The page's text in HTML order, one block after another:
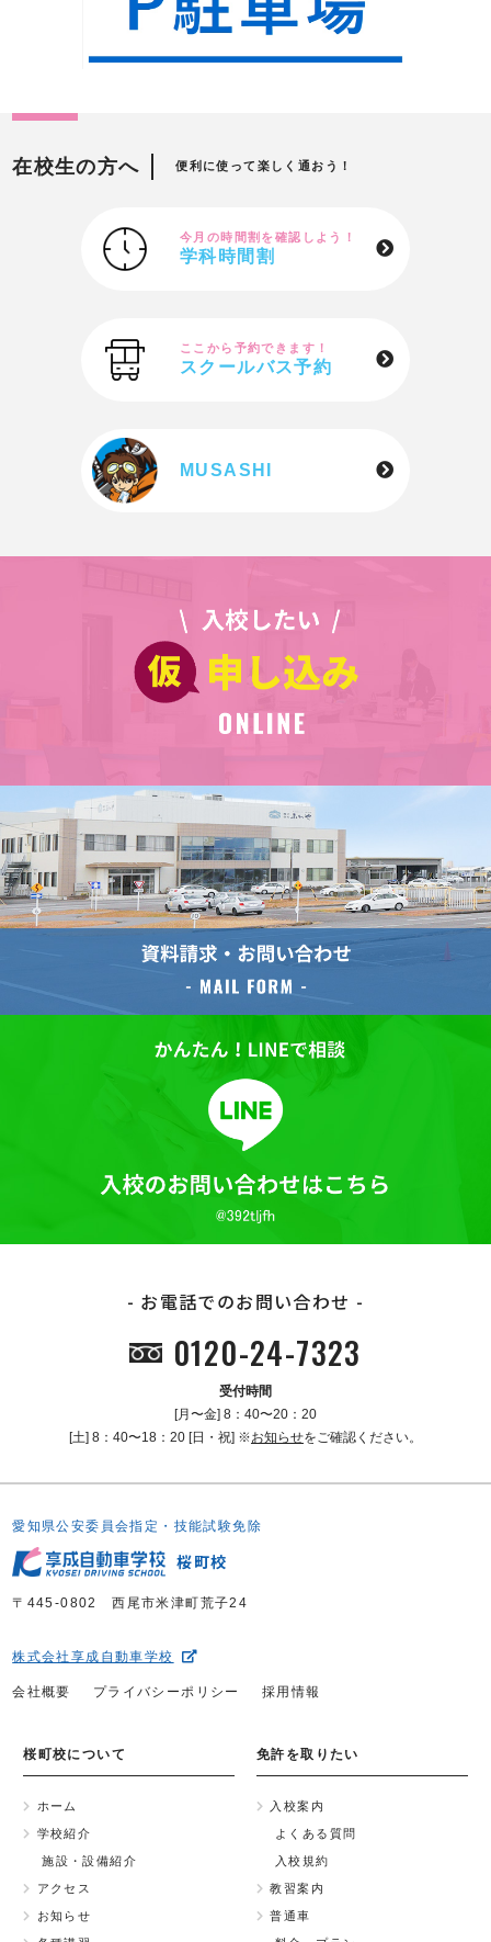
在校生の方へ 便利に使って楽しく通おう！
今月の時間割を確認しよう！
学科時間割
ここから予約できます！
スクールバス予約
MUSASHI
お電話でのお問い合わせ
0120-24-7323
受付時間
[月〜金] 8：40〜20：20
[土] 8：40〜18：20 [日・祝] ※お知らせをご確認ください。
愛知県公安委員会指定・技能試験免除
桜町校
〒445-0802 西尾市米津町荒子24
株式会社享成自動車学校
会社概要 プライバシーポリシー 採用情報
桜町校について
ホーム
学校紹介
施設・設備紹介
アクセス
お知らせ
免許を取りたい
入校案内
よくある質問
入校規約
教習案内
普通車